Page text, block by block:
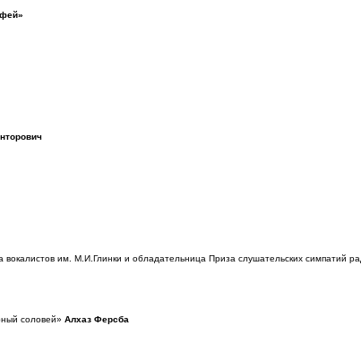
им. М.И.Глинки и обладательница Приза слушательских симпатий
соловей» Алхаз Ферсба